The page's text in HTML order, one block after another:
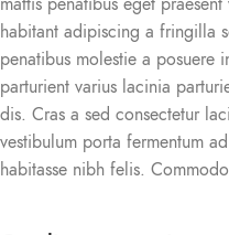
habitant adipiscing a fringilla
penatibus molestie a posuere
parturient varius lacinia
dis. Cras a sed consectetur
vestibulum porta fermentum
habitasse nibh felis.